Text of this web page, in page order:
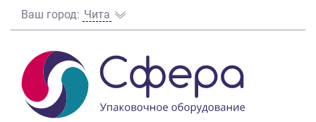
Ваш город: Чита